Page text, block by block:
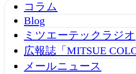
コラム
Blog
ミツエーテックラジオ
広報誌「MITSUE
メールニュース